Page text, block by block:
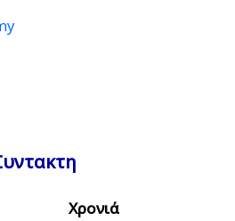
Χρονιά